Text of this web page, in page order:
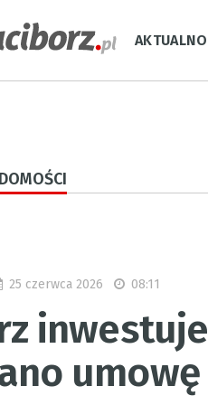
25 czerwca 2026 08:11